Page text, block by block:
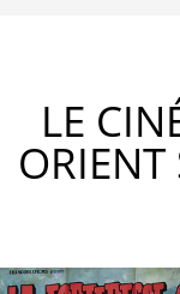
LE
ORIENT